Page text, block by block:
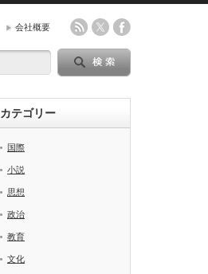
会社概要
カテゴリー
国際
小説
思想
政治
教育
文化